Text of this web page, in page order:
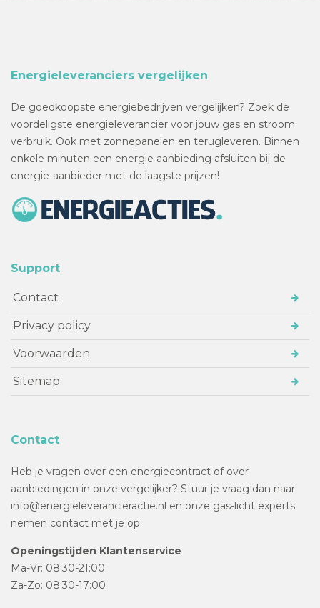
Energieleveranciers vergelijken
De goedkoopste energiebedrijven vergelijken? Zoek de
voordeligste energieleverancier voor jouw gas en stroom
verbruik. Ook met zonnepanelen en terugleveren. Binnen
enkele minuten een energie aanbieding afsluiten bij de
energie-aanbieder met de laagste prijzen!
Support
Contact
Privacy policy
Voorwaarden
Sitemap
Contact
Heb je vragen over een energiecontract of over
aanbiedingen in onze vergelijker? Stuur je vraag dan naar
info@energieleverancieractie.nl en onze gas-licht experts
nemen contact met je op.
Openingstijden Klantenservice
Ma-Vr: 08:30-21:00
Za-Zo: 08:30-17:00